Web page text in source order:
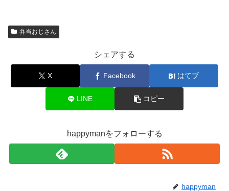
弁当おじさん
シェアする
X Facebook はてブ
LINE コピー
happymanをフォローする
happyman